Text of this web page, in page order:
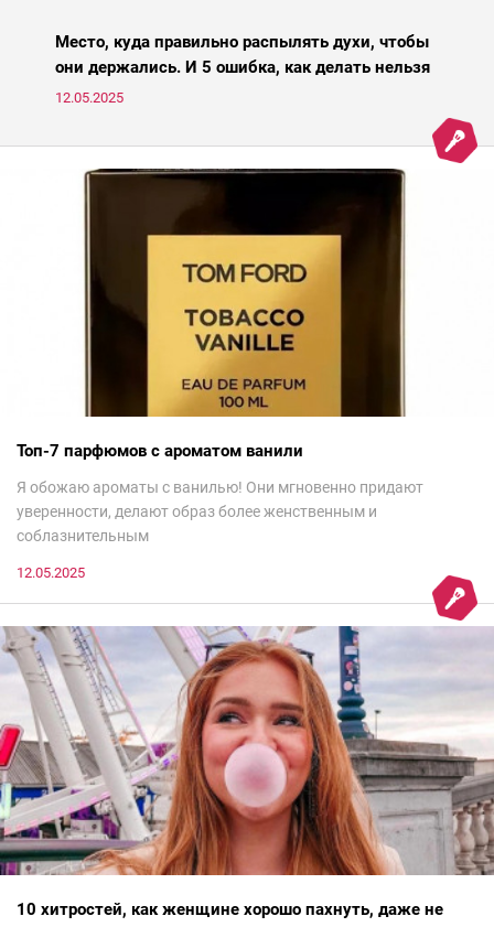
Место, куда правильно распылять духи, чтобы
они держались. И 5 ошибка, как делать нельзя
12.05.2025
Топ-7 парфюмов с ароматом ванили
Я обожаю ароматы с ванилью! Они мгновенно придают
уверенности, делают образ более женственным и
соблазнительным
12.05.2025
10 хитростей, как женщине хорошо пахнуть, даже не